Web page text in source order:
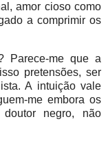
amor cioso como
a comprimir os
Parece-me que a
pretensões, ser
A intuição vale
me embora os
negro, não